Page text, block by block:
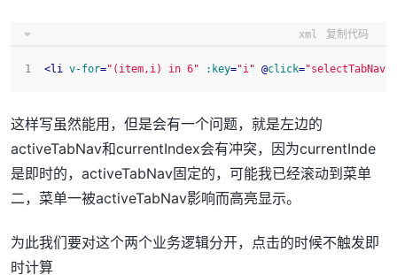
xml 复制代码
<li v-for="(item,i) in 6" :key="i" @click=
这样写虽然能用，但是会有一个问题，就是左边的
activeTabNav和currentIndex会有冲突，因为currentInde
是即时的，activeTabNav固定的，可能我已经滚动到菜单
二，菜单一被activeTabNav影响而高亮显示。
为此我们要对这个两个业务逻辑分开，点击的时候不触发即
时计算